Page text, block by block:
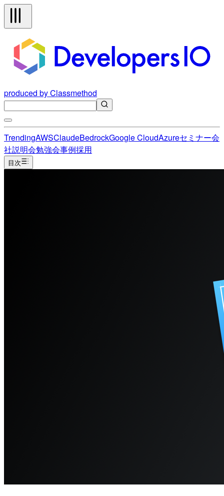
produced by Classmethod
TrendingAWSClaudeBedrockGoogle CloudAzureセミナー会
社説明会勉強会事例採用
目次